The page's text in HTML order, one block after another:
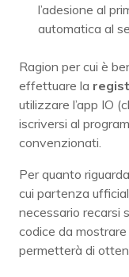
l’adesione al
automatica al
Ragion per cui è
effettuare la
utilizzare l’app IO
iscriversi al
convenzionati.
Per quanto
cui partenza
necessario recarsi
codice da
permetterà di